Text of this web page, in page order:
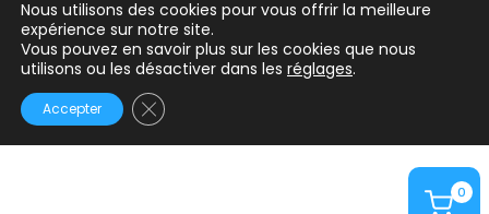
0
Nous utilisons des cookies pour vous offrir la meilleure
expérience sur notre site.
Vous pouvez en savoir plus sur les cookies que nous
utilisons ou les désactiver dans les réglages.
Accepter Fermer la bannière des cookies GDPR
Mentions légales
Conditions générales d’utilisation
Politique de confidentialité